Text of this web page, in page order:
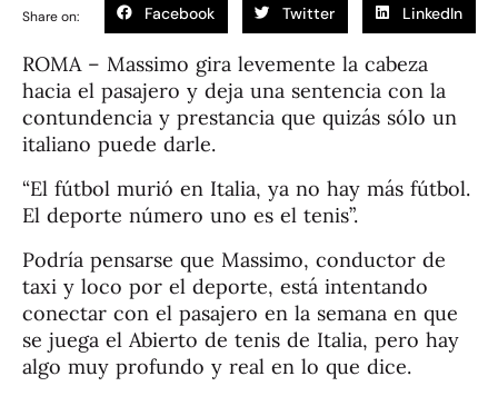
Share on: Facebook Twitter LinkedIn
ROMA – Massimo gira levemente la cabeza
hacia el pasajero y deja una sentencia con la
contundencia y prestancia que quizás sólo un
italiano puede darle.
“El fútbol murió en Italia, ya no hay más fútbol.
El deporte número uno es el tenis”.
Podría pensarse que Massimo, conductor de
taxi y loco por el deporte, está intentando
conectar con el pasajero en la semana en que
se juega el Abierto de tenis de Italia, pero hay
algo muy profundo y real en lo que dice.